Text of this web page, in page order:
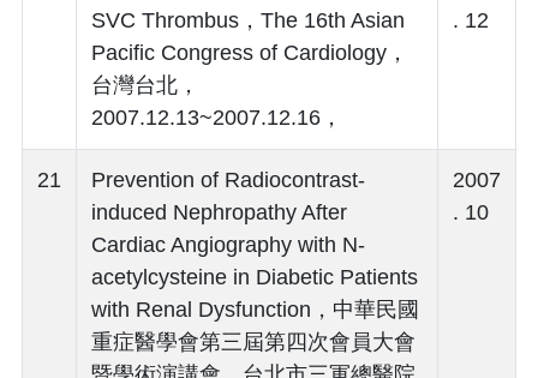
SVC Thrombus，The 16th Asian
Pacific Congress of Cardiology，
台灣台北，
2007.12.13~2007.12.16，
. 12
21
Prevention of Radiocontrast-
induced Nephropathy After
Cardiac Angiography with N-
acetylcysteine in Diabetic Patients
with Renal Dysfunction，中華民國
重症醫學會第三屆第四次會員大會
2007
. 10